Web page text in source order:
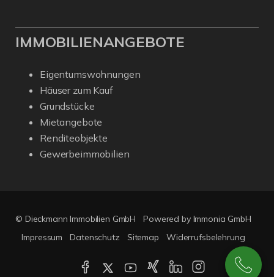
IMMOBILIENANGEBOTE
Eigentumswohnungen
Häuser zum Kauf
Grundstücke
Mietangebote
Renditeobjekte
Gewerbeimmobilien
© Dieckmann Immobilien GmbH
Powered by Immonia GmbH
Impressum
Datenschutz Sitemap Widerrufsbelehrung